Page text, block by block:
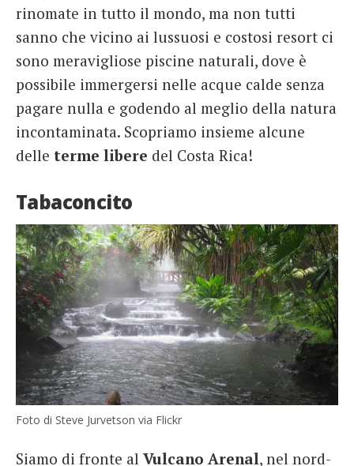
rinomate in tutto il mondo, ma non tutti
sanno che vicino ai lussuosi e costosi resort ci
sono meravigliose piscine naturali, dove è
possibile immergersi nelle acque calde senza
pagare nulla e godendo al meglio della natura
incontaminata. Scopriamo insieme alcune
delle terme libere del Costa Rica!
Tabaconcito
Foto di Steve Jurvetson via Flickr
Siamo di fronte al Vulcano Arenal, nel nord-